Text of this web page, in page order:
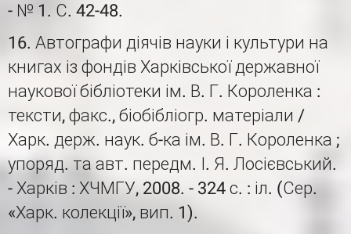
- № 1. С. 42-48.
16. Автографи діячів науки і культури на
книгах із фондів Харківської державної
наукової бібліотеки ім. В. Г. Короленка :
тексти, факс., біобібліогр. матеріали /
Харк. держ. наук. б-ка ім. В. Г. Короленка ;
упоряд. та авт. передм. І. Я. Лосієвський.
- Харків : ХЧМГУ, 2008. - 324 с. : іл. (Сер.
«Харк. колекції», вип. 1).